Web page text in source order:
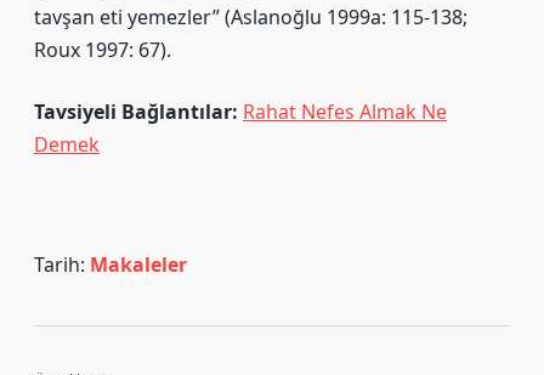
tavşan eti yemezler” (Aslanoğlu 1999a: 115-138;
Roux 1997: 67).
Tavsiyeli Bağlantılar: Rahat Nefes Almak Ne
Demek
Tarih: Makaleler